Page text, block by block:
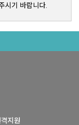
시기 바랍니다.
지원